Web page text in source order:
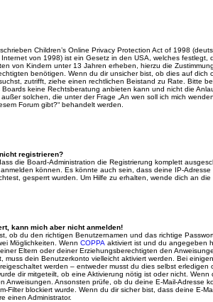
Children’s Online Privacy Protection Act of 1998
von 1998) ist ein Gesetz in den USA, welches festlegt,
von Kindern unter 13 Jahren erheben, hierzu die
benötigen. Wenn du dir unsicher bist, ob dies auf dich
zutrifft, ziehe einen rechtlichen Beistand zu Rate. Bitte
Boards keine Rechtsberatung anbieten kann und nicht die
außer solchen, die unter der Frage „An wen soll ich mich
Forum gibt?“ behandelt werden.
registrieren?
die Board-Administration die Registrierung komplett
können. Es könnte auch sein, dass deine IP-
gesperrt wurden. Um Hilfe zu erhalten, wende dich an
kann mich aber nicht anmelden!
ob du den richtigen Benutzernamen und das richtige
Möglichkeiten. Wenn COPPA aktiviert ist und du angegeben
Eltern oder deiner Erziehungsberechtigten den
muss dein Benutzerkonto vielleicht aktiviert werden. Bei
werden – entweder musst du dies selbst erledigen
dir mitgeteilt, ob eine Aktivierung nötig ist oder nicht.
Anweisungen. Ansonsten prüfe, ob du deine E-Mail-Adresse
Filter blockiert wurde. Wenn du dir sicher bist, dass deine E-
einen Administrator.